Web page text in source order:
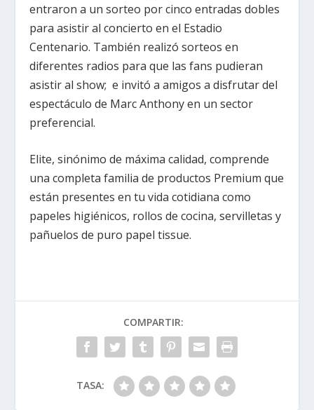
entraron a un sorteo por cinco entradas dobles
para asistir al concierto en el Estadio
Centenario. También realizó sorteos en
diferentes radios para que las fans pudieran
asistir al show; e invitó a amigos a disfrutar del
espectáculo de Marc Anthony en un sector
preferencial.
Elite, sinónimo de máxima calidad, comprende
una completa familia de productos Premium que
están presentes en tu vida cotidiana como
papeles higiénicos, rollos de cocina, servilletas y
pañuelos de puro papel tissue.
COMPARTIR:
TASA: